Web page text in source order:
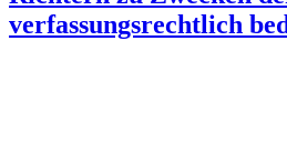
verfassungsrechtlich